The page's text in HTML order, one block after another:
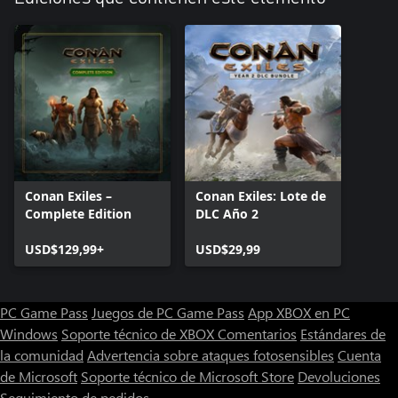
Conan Exiles –
Complete Edition
USD$129,99+
Conan Exiles: Lote de
DLC Año 2
USD$29,99
PC Game Pass Juegos de PC Game Pass App XBOX en PC
Windows Soporte técnico de XBOXComentarios Estándares de
la comunidad Advertencia sobre ataques fotosensibles Cuenta
de Microsoft Soporte técnico de Microsoft Store Devoluciones